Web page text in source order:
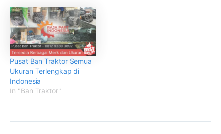
Pusat Ban Traktor Semua
Ukuran Terlengkap di
Indonesia
In "Ban Traktor"